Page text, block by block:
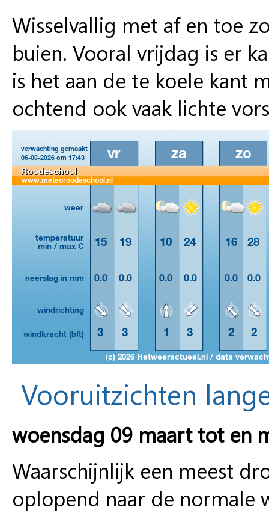
Wisselvallig met af en toe
buien. Vooral vrijdag is er
is het aan de te koele kant
ochtend ook vaak lichte
Vooruitzichten
woensdag 09 maart tot en
Waarschijnlijk een meest
oplopend naar de normale